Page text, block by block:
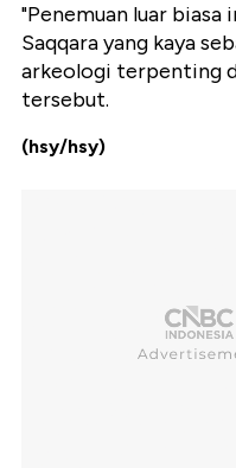
"Penemuan luar biasa
Saqqara yang kaya
arkeologi terpenting
tersebut.
(hsy/hsy)